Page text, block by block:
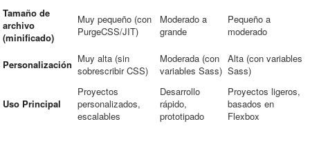
Tamaño de
archivo
(minificado)
Muy pequeño (con
PurgeCSS/JIT)
Moderado a
grande
Pequeño a
moderado
Personalización Muy alta (sin
sobrescribir CSS)
Moderada (con
variables Sass)
Alta (con variables
Sass)
Uso Principal
Proyectos
personalizados,
escalables
Desarrollo
rápido,
prototipado
Proyectos ligeros,
basados en
Flexbox